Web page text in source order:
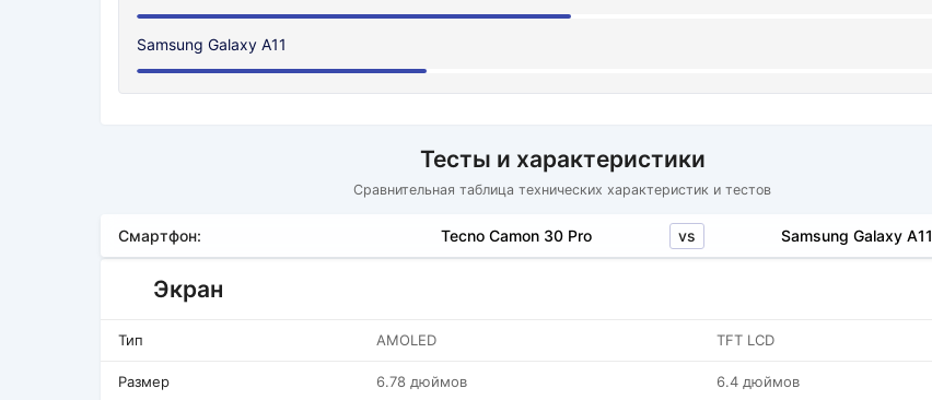
Samsung Galaxy A11
Тесты и характеристики
Сравнительная таблица технических характеристик и тестов
Смартфон: Tecno Camon 30 Pro vs Samsung Galaxy A11
Экран
Тип AMOLED TFT LCD
Размер 6.78 дюймов 6.4 дюймов